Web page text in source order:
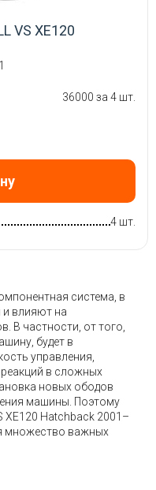
VS XE120
36000 за 4 шт.
4 шт.
система, в
и влияют на
В частности, от того,
будет в
управления,
в сложных
новых ободов
машины. Поэтому
XE120 Hatchback 2001–
множество важных